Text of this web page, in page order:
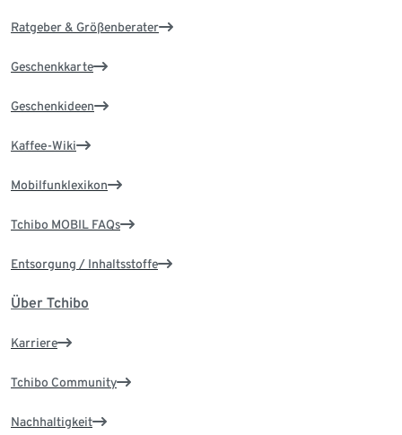
Ratgeber & Größenberater
Geschenkkarte
Geschenkideen
Kaffee-Wiki
Mobilfunklexikon
Tchibo MOBIL FAQs
Entsorgung / Inhaltsstoffe
Über Tchibo
Karriere
Tchibo Community
Nachhaltigkeit